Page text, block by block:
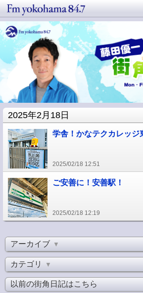
2025年2月18日
学舎！かなテクカレッジ
2025/02/18 12:51
ご安善に！安善駅！
2025/02/18 12:19
アーカイブ ▼
カテゴリ ▼
以前の街角日記はこちら